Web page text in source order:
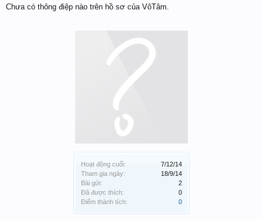
Hoạt động cuối:
7/12/14
Tham gia ngày:
18/9/14
Bài gửi:
2
Đã được thích:
0
Điểm thành tích:
0
Chưa có thông điệp nào trên hồ sơ của VôTâm.